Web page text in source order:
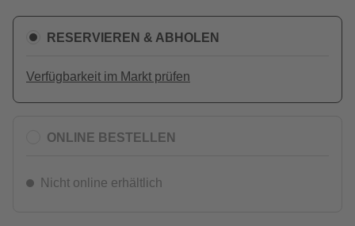
RESERVIEREN & ABHOLEN
Verfügbarkeit im Markt prüfen
ONLINE BESTELLEN
Nicht online erhältlich